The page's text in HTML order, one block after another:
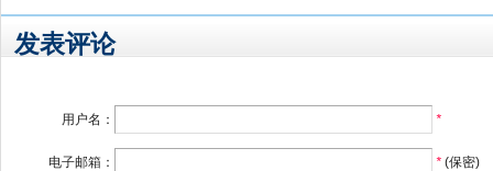
发表评论
用户名： *
电子邮箱： *(保密)